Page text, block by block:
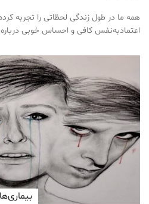
همه ما در طول زندگی لحظاتی را تجربه
اعتمادبه‌نفس کافی و احساس خوبی
بیماری‌ها